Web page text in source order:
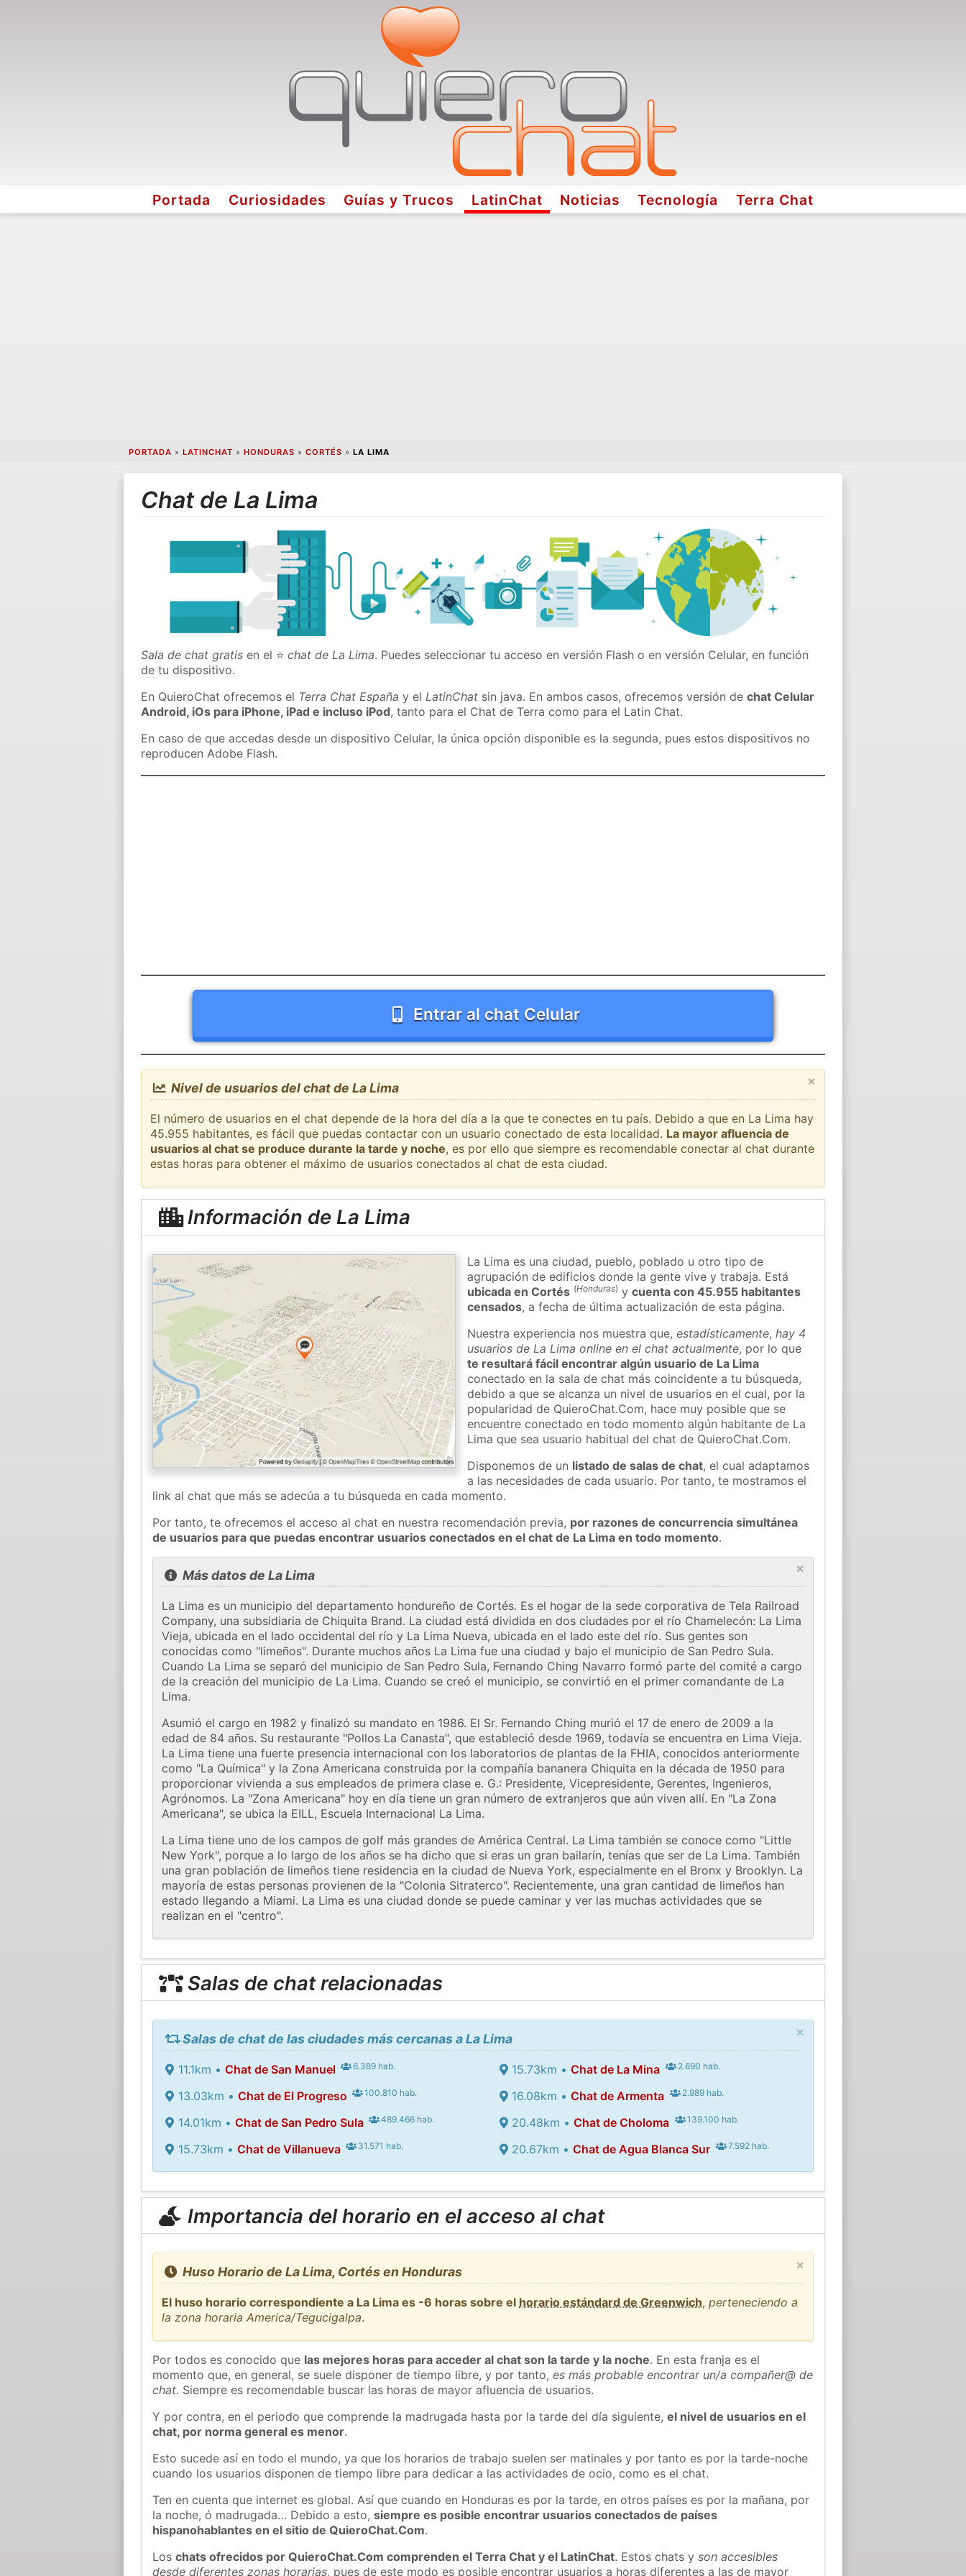
Portada Curiosidades Guías y Trucos LatinChat Noticias Tecnología Terra Chat
PORTADA » LATINCHAT » HONDURAS » CORTÉS » LA LIMA
Chat de La Lima
Sala de chat gratis en el ⭐chat de La Lima. Puedes seleccionar tu acceso en versión Flash o en versión Celular, en función
de tu dispositivo.
En QuieroChat ofrecemos el Terra Chat España y elLatinChat sin java. En ambos casos, ofrecemos versión dechat Celular
Android, iOs para iPhone, iPad e incluso iPod, tanto para el Chat de Terra como para el Latin Chat.
En caso de que accedas desde un dispositivo Celular, la única opción disponible es la segunda, pues estos dispositivos no
reproducen Adobe Flash.
Entrar al chat Celular
×
Nivel de usuarios del chat de La Lima
El número de usuarios en el chat depende de la hora del día a la que te conectes en tu país. Debido a que en La Lima hay
45.955 habitantes, es fácil que puedas contactar con un usuario conectado de esta localidad. La mayor afluencia de
usuarios al chat se produce durante la tarde y noche, es por ello que siempre es recomendable conectar al chat durante
estas horas para obtener el máximo de usuarios conectados al chat de esta ciudad.
Información de La Lima
La Lima es una ciudad, pueblo, poblado u otro tipo de
agrupación de edificios donde la gente vive y trabaja. Está
ubicada en Cortés (Honduras) ycuenta con 45.955 habitantes
censados, a fecha de última actualización de esta página.
Nuestra experiencia nos muestra que,estadísticamente,hay 4
usuarios de La Lima online en el chat actualmente, por lo que
te resultará fácil encontrar algún usuario de La Lima
conectado en la sala de chat más coincidente a tu búsqueda,
debido a que se alcanza un nivel de usuarios en el cual, por la
popularidad de QuieroChat.Com, hace muy posible que se
encuentre conectado en todo momento algún habitante de La
Lima que sea usuario habitual del chat de QuieroChat.Com.
Disponemos de un listado de salas de chat, el cual adaptamos
a las necesidades de cada usuario. Por tanto, te mostramos el
link al chat que más se adecúa a tu búsqueda en cada momento.
Por tanto, te ofrecemos el acceso al chat en nuestra recomendación previa, por razones de concurrencia simultánea
de usuarios para que puedas encontrar usuarios conectados en el chat de La Lima en todo momento.
×
Más datos de La Lima
La Lima es un municipio del departamento hondureño de Cortés. Es el hogar de la sede corporativa de Tela Railroad
Company, una subsidiaria de Chiquita Brand. La ciudad está dividida en dos ciudades por el río Chamelecón: La Lima
Vieja, ubicada en el lado occidental del río y La Lima Nueva, ubicada en el lado este del río. Sus gentes son
conocidas como "limeños". Durante muchos años La Lima fue una ciudad y bajo el municipio de San Pedro Sula.
Cuando La Lima se separó del municipio de San Pedro Sula, Fernando Ching Navarro formó parte del comité a cargo
de la creación del municipio de La Lima. Cuando se creó el municipio, se convirtió en el primer comandante de La
Lima.
Asumió el cargo en 1982 y finalizó su mandato en 1986. El Sr. Fernando Ching murió el 17 de enero de 2009 a la
edad de 84 años. Su restaurante "Pollos La Canasta", que estableció desde 1969, todavía se encuentra en Lima Vieja.
La Lima tiene una fuerte presencia internacional con los laboratorios de plantas de la FHIA, conocidos anteriormente
como "La Química" y la Zona Americana construida por la compañía bananera Chiquita en la década de 1950 para
proporcionar vivienda a sus empleados de primera clase e. G.: Presidente, Vicepresidente, Gerentes, Ingenieros,
Agrónomos. La "Zona Americana" hoy en día tiene un gran número de extranjeros que aún viven allí. En "La Zona
Americana", se ubica la EILL, Escuela Internacional La Lima.
La Lima tiene uno de los campos de golf más grandes de América Central. La Lima también se conoce como "Little
New York", porque a lo largo de los años se ha dicho que si eras un gran bailarín, tenías que ser de La Lima. También
una gran población de limeños tiene residencia en la ciudad de Nueva York, especialmente en el Bronx y Brooklyn. La
mayoría de estas personas provienen de la "Colonia Sitraterco". Recientemente, una gran cantidad de limeños han
estado llegando a Miami. La Lima es una ciudad donde se puede caminar y ver las muchas actividades que se
realizan en el "centro".
Salas de chat relacionadas
×
Salas de chat de las ciudades más cercanas a La Lima
11.1km • Chat de San Manuel 6.389 hab.
13.03km • Chat de El Progreso 100.810 hab.
14.01km • Chat de San Pedro Sula 489.466 hab.
15.73km • Chat de Villanueva 31.571 hab.
15.73km •Chat de La Mina 2.690 hab.
16.08km •Chat de Armenta 2.989 hab.
20.48km •Chat de Choloma 139.100 hab.
20.67km •Chat de Agua Blanca Sur 7.592 hab.
Importancia del horario en el acceso al chat
×
Huso Horario de La Lima, Cortés en Honduras
El huso horario correspondiente a La Lima es -6 horas sobre el horario estándard de Greenwich,perteneciendo a
la zona horaria America/Tegucigalpa.
Por todos es conocido que las mejores horas para acceder al chat son la tarde y la noche. En esta franja es el
momento que, en general, se suele disponer de tiempo libre, y por tanto,es más probable encontrar un/a compañer@ de
chat. Siempre es recomendable buscar las horas de mayor afluencia de usuarios.
Y por contra, en el periodo que comprende la madrugada hasta por la tarde del día siguiente,el nivel de usuarios en el
chat, por norma general es menor.
Esto sucede así en todo el mundo, ya que los horarios de trabajo suelen ser matinales y por tanto es por la tarde-noche
cuando los usuarios disponen de tiempo libre para dedicar a las actividades de ocio, como es el chat.
Ten en cuenta que internet es global. Así que cuando en Honduras es por la tarde, en otros países es por la mañana, por
la noche, ó madrugada… Debido a esto,siempre es posible encontrar usuarios conectados de países
hispanohablantes en el sitio de QuieroChat.Com.
Loschats ofrecidos por QuieroChat.Com comprenden el Terra Chat y el LatinChat. Estos chats yson accesibles
desde diferentes zonas horarias, pues de este modo es posible encontrar usuarios a horas diferentes a las de mayor